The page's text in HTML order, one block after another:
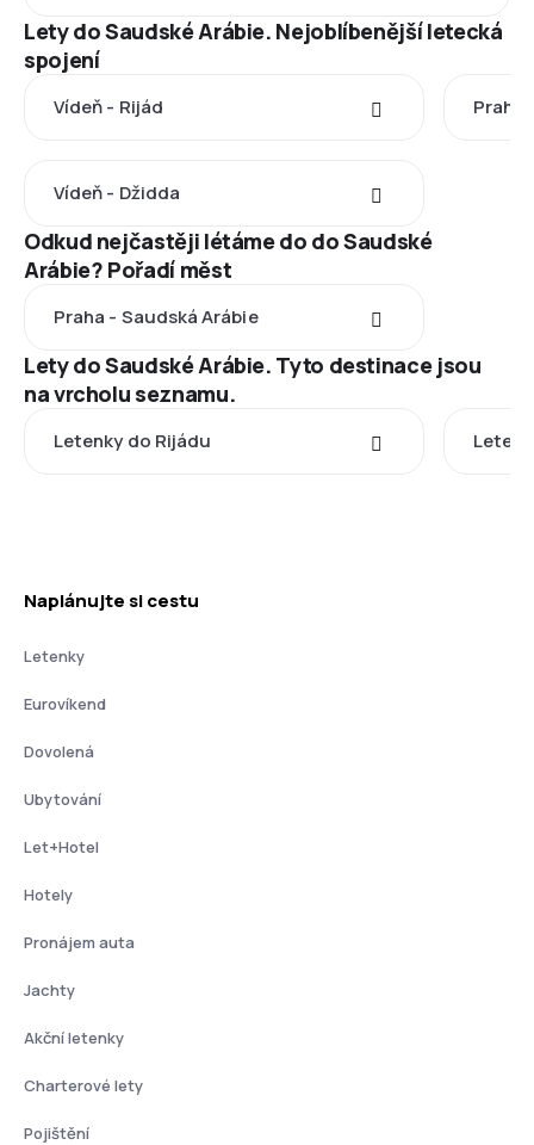
Lety do Saudské Arábie. Nejoblíbenější letecká
spojení
Vídeň - Rijád Praha
Vídeň - Džidda
Odkud nejčastěji létáme do do Saudské
Arábie? Pořadí měst
Praha - Saudská Arábie
Lety do Saudské Arábie. Tyto destinace jsou
na vrcholu seznamu.
Letenky do Rijádu
Naplánujte si cestu
Letenky
Eurovíkend
Dovolená
Ubytování
Let+Hotel
Hotely
Pronájem auta
Jachty
Akční letenky
Charterové lety
Pojištění